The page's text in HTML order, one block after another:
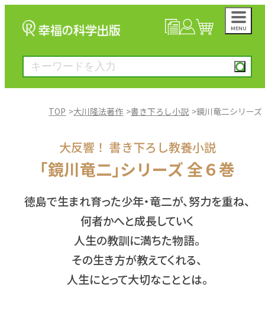
MENU
大川隆法著作
一般書
絵本
雑誌
CD
TOP 大川隆法著作 書き下ろし小説 鏡川竜二シリーズ
大反響！ 書き下ろし教養小説
｢鏡川竜二｣シリーズ 全６巻
徳島で生まれ育った少年・竜二が、努力を重ね、
何者かへと成長していく
人生の教訓に満ちた物語。
その生き方が教えてくれる、
人生にとって大切なこととは。